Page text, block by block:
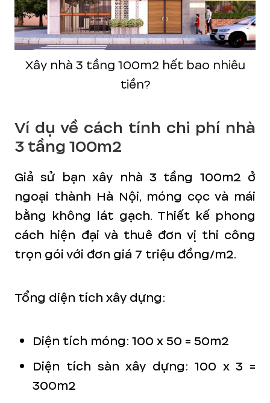
Xây nhà 3 tầng 100m2 hết bao nhiêu
tiền?
Ví dụ về cách tính chi phí nhà
3 tầng 100m2
Giả sử bạn xây nhà 3 tầng 100m2 ở
ngoại thành Hà Nội, móng cọc và mái
bằng không lát gạch. Thiết kế phong
cách hiện đại và thuê đơn vị thi công
trọn gói với đơn giá 7 triệu đồng/m2.
Tổng diện tích xây dựng:
Diện tích móng: 100 x 50 = 50m2
Diện tích sàn xây dựng: 100 x 3 =
300m2